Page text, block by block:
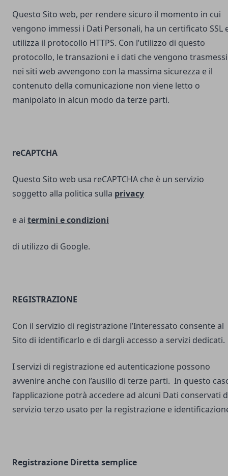
Questo Sito web, per rendere sicuro il momento in cui
vengono immessi i Dati Personali, ha un certificato SSL
utilizza il protocollo HTTPS. Con l’utilizzo di questo
protocollo, le transazioni e i dati che vengono trasmessi
nei siti web avvengono con la massima sicurezza e il
contenuto della comunicazione non viene letto o
manipolato in alcun modo da terze parti.
reCAPTCHA
Questo Sito web usa reCAPTCHA che è un servizio
soggetto alla politica sulla privacy
e ai termini econdizioni
di utilizzo di Google.
REGISTRAZIONE
Con il servizio di registrazione l’Interessato consente al
Sito di identificarlo e di dargli accesso a servizi dedicati.
I servizi di registrazione ed autenticazione possono
avvenire anche con l’ausilio di terze parti. In questo
l’applicazione potrà accedere ad alcuni Dati conservati
servizio terzo usato per la registrazione e
Registrazione Diretta semplice